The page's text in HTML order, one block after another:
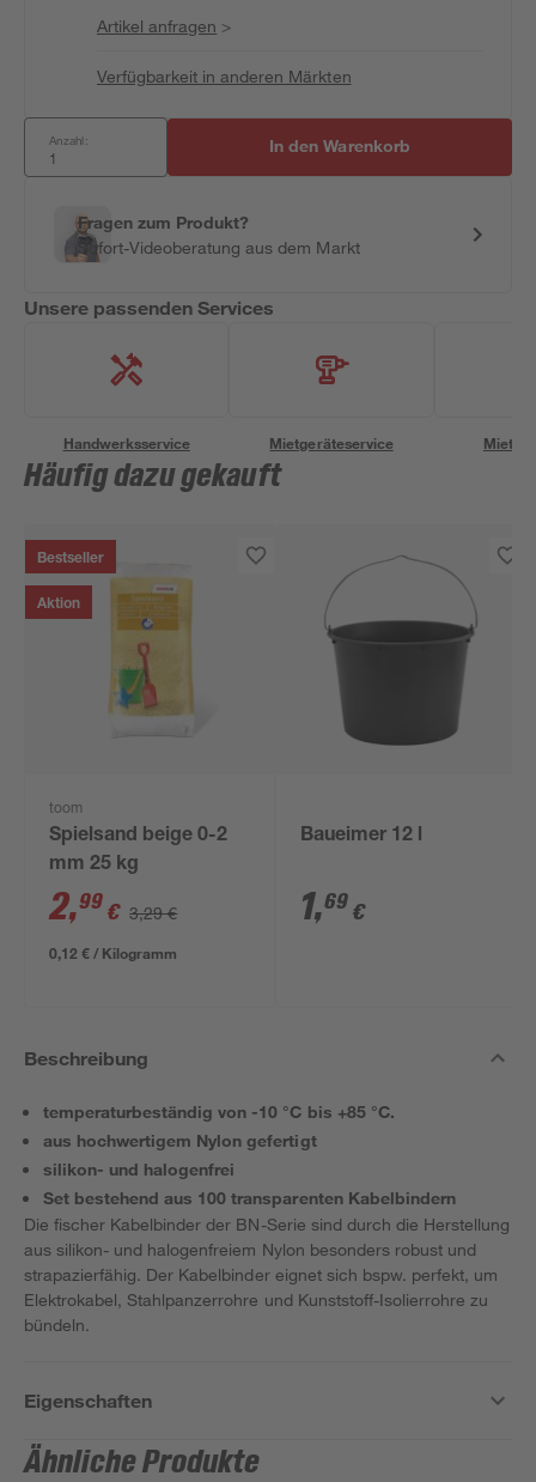
Artikel anfragen >
Verfügbarkeit in anderen Märkten
Anzahl: In den Warenkorb
Fragen zum Produkt?
Sofort-Videoberatung aus dem Markt
Unsere passenden Services
Handwerksservice Mietgeräteservice
Häufig dazu gekauft
Bestseller
Aktion
toom
Spielsand beige 0-2
mm 25 kg
2,99 € 3,29 €
0,12 € / Kilogramm
Baueimer 12 l
1,69 €
Beschreibung
temperaturbeständig von -10 °C bis +85 °C.
aus hochwertigem Nylon gefertigt
silikon- und halogenfrei
Set bestehend aus 100 transparenten Kabelbindern
Die fischer Kabelbinder der BN-Serie sind durch die Herstellung
aus silikon- und halogenfreiem Nylon besonders robust und
strapazierfähig. Der Kabelbinder eignet sich bspw. perfekt, um
Elektrokabel, Stahlpanzerrohre und Kunststoff-Isolierrohre zu
bündeln.
Eigenschaften
Ähnliche Produkte